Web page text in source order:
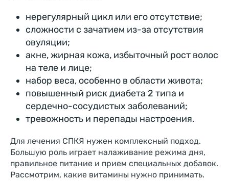
нерегулярный цикл или его отсутствие;
сложности с зачатием из-за отсутствия
овуляции;
акне, жирная кожа, избыточный рост волос
на теле и лице;
набор веса, особенно в области живота;
повышенный риск диабета 2 типа и
сердечно-сосудистых заболеваний;
тревожность и перепады настроения.
Для лечения СПКЯ нужен комплексный подход.
Большую роль играет налаживание режима дня,
правильное питание и прием специальных добавок.
Рассмотрим, какие витамины нужно принимать.